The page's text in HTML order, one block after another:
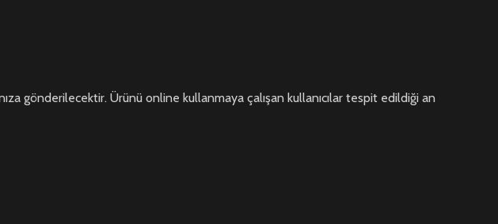
gönderilecektir. Ürünü online kullanmaya çalışan kullanıcılar tespit edildiği an